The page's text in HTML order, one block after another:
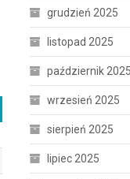
grudzień 2025
listopad 2025
październik 2025
wrzesień 2025
sierpień 2025
lipiec 2025